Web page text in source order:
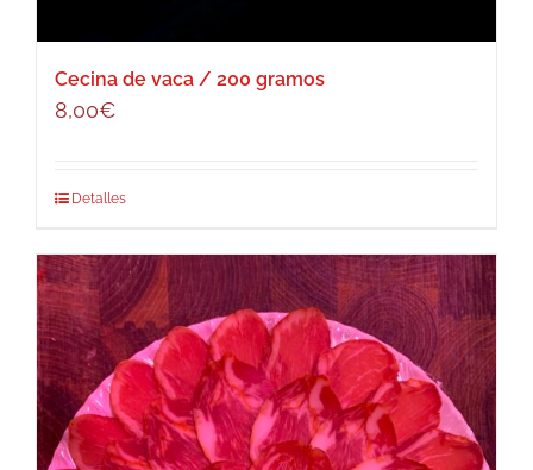
Cecina de vaca / 200 gramos
8,00€
Detalles